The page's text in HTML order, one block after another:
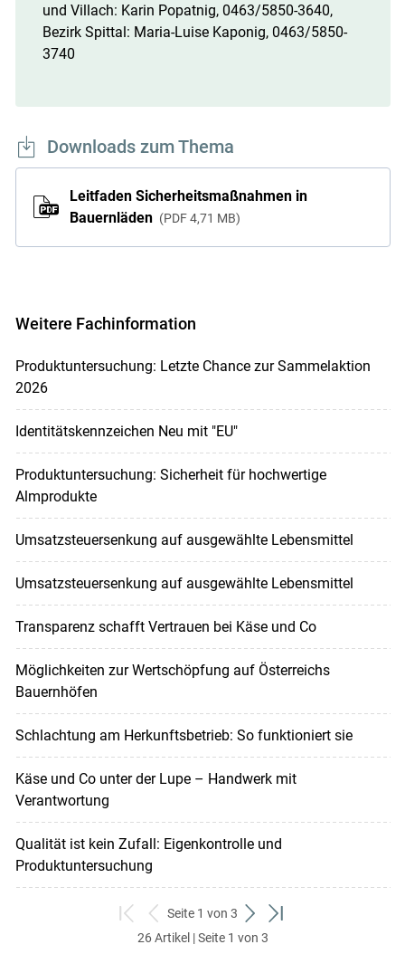
und Villach: Karin Popatnig, 0463/5850-3640,
Bezirk Spittal: Maria-Luise Kaponig, 0463/5850-
3740
Downloads zum Thema
Leitfaden Sicherheitsmaßnahmen in
Bauernläden
PDF 4,71 MB
Weitere Fachinformation
Produktuntersuchung: Letzte Chance zur Sammelaktion
2026
Identitätskennzeichen Neu mit "EU"
Produktuntersuchung: Sicherheit für hochwertige
Almprodukte
Umsatzsteuersenkung auf ausgewählte Lebensmittel
Umsatzsteuersenkung auf ausgewählte Lebensmittel
Transparenz schafft Vertrauen bei Käse und Co
Möglichkeiten zur Wertschöpfung auf Österreichs
Bauernhöfen
Schlachtung am Herkunftsbetrieb: So funktioniert sie
Käse und Co unter der Lupe – Handwerk mit
Verantwortung
Qualität ist kein Zufall: Eigenkontrolle und
Produktuntersuchung
zum
ersten
zurück
zum
Seite 1 von 3
weiter
zum
zum
26 Artikel | Seite 1 von 3